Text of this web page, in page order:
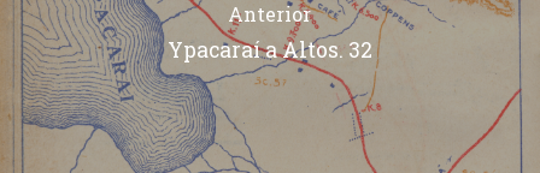
Anterior
Ypacaraí a Altos. 32